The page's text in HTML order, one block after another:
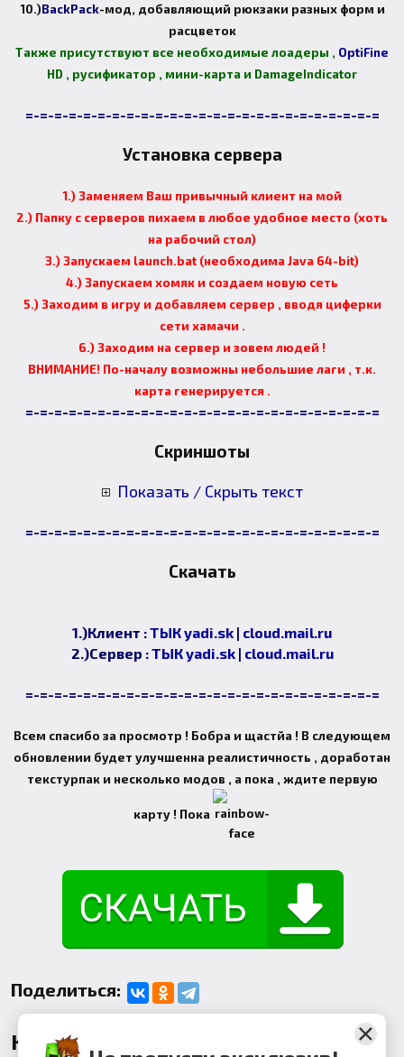
10.)BackPack-мод, добавляющий рюкзаки разных форм и
расцветок
Также присутствуют все необходимые лоадеры , OptiFine
HD , русификатор , мини-карта и DamageIndicator
=-=-=-=-=-=-=-=-=-=-=-=-=-=-=-=-=-=-=-=-=-=-=-=-=
Установка сервера
1.) Заменяем Ваш привычный клиент на мой
2.) Папку с серверов пихаем в любое удобное место (хоть
на рабочий стол)
3.) Запускаем launch.bat (необходима Java 64-bit)
4.) Запускаем хомяк и создаем новую сеть
5.) Заходим в игру и добавляем сервер , вводя циферки
сети хамачи .
6.) Заходим на сервер и зовем людей !
ВНИМАНИЕ! По-началу возможны небольшие лаги , т.к.
карта генерируется .
=-=-=-=-=-=-=-=-=-=-=-=-=-=-=-=-=-=-=-=-=-=-=-=-=
Скриншоты
Показать / Скрыть текст
=-=-=-=-=-=-=-=-=-=-=-=-=-=-=-=-=-=-=-=-=-=-=-=-=
Скачать
1.)Клиент :ТЫК yadi.sk | cloud.mail.ru
2.)Сервер :ТЫК yadi.sk| cloud.mail.ru
=-=-=-=-=-=-=-=-=-=-=-=-=-=-=-=-=-=-=-=-=-=-=-=-=
Всем спасибо за просмотр ! Бобра и щастйа ! В следующем
обновлении будет улучшенна реалистичность , доработан
текстурпак и несколько модов , а пока , ждите первую
карту ! Пока
Поделиться:
Комментарии